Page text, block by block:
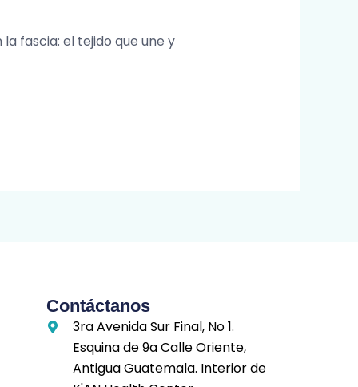
fascia: el tejido que une y
Contáctanos
3ra Avenida Sur Final, No 1.
Esquina de 9a Calle Oriente,
Antigua Guatemala. Interior de